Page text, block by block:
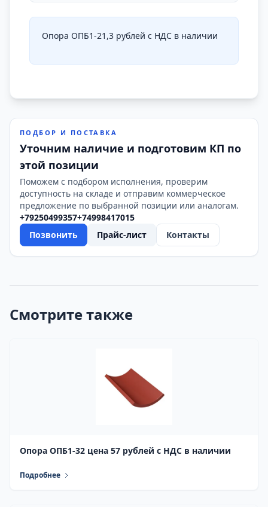
Опора ОПБ1-21,3 рублей с НДС в наличии
ПОДБОР И ПОСТАВКА
Уточним наличие и подготовим КП по
этой позиции
Поможем с подбором исполнения, проверим
доступность на складе и отправим коммерческое
предложение по выбранной позиции или аналогам.
+79250499357+74998417015
Позвонить
Прайс-лист Контакты
Смотрите также
Опора ОПБ1-32 цена 57 рублей с НДС в наличии
Подробнее